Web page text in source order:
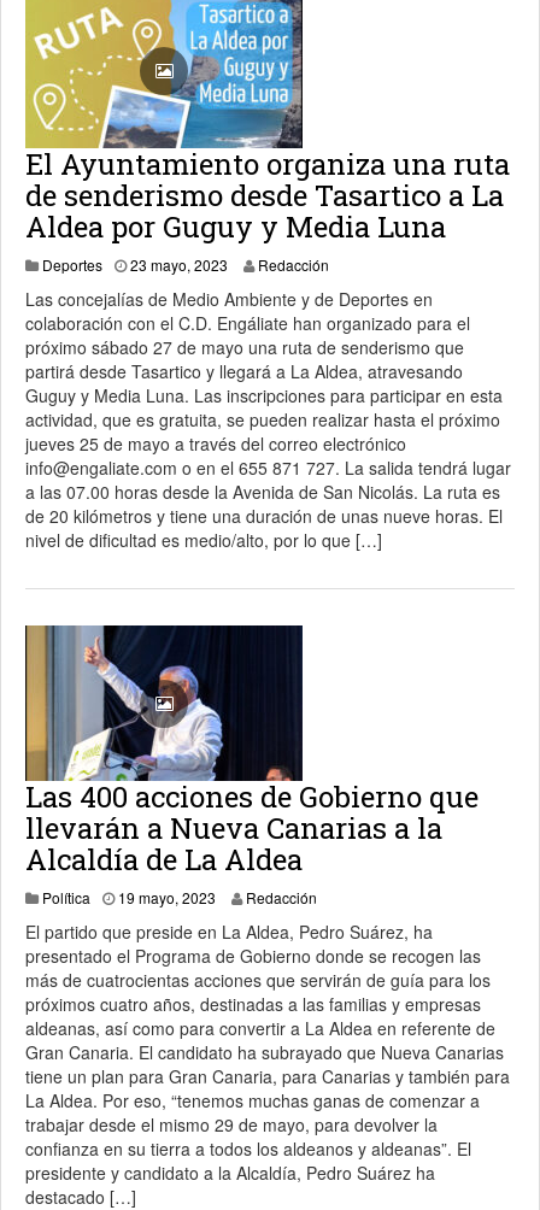
El Ayuntamiento organiza una ruta
de senderismo desde Tasartico a La
Aldea por Guguy y Media Luna
Deportes 23 mayo, 2023 23 mayo, 2023
Redacción
Las concejalías de Medio Ambiente y de Deportes en
colaboración con el C.D. Engáliate han organizado para el
próximo sábado 27 de mayo una ruta de senderismo que
partirá desde Tasartico y llegará a La Aldea, atravesando
Guguy y Media Luna. Las inscripciones para participar en esta
actividad, que es gratuita, se pueden realizar hasta el próximo
jueves 25 de mayo a través del correo electrónico
info@engaliate.com o en el 655 871 727. La salida tendrá lugar
a las 07.00 horas desde la Avenida de San Nicolás. La ruta es
de 20 kilómetros y tiene una duración de unas nueve horas. El
nivel de dificultad es medio/alto, por lo que […]
Las 400 acciones de Gobierno que
llevarán a Nueva Canarias a la
Alcaldía de La Aldea
Política 19 mayo, 2023 23 mayo, 2023
Redacción
El partido que preside en La Aldea, Pedro Suárez, ha
presentado el Programa de Gobierno donde se recogen las
más de cuatrocientas acciones que servirán de guía para los
próximos cuatro años, destinadas a las familias y empresas
aldeanas, así como para convertir a La Aldea en referente de
Gran Canaria. El candidato ha subrayado que Nueva Canarias
tiene un plan para Gran Canaria, para Canarias y también para
La Aldea. Por eso, “tenemos muchas ganas de comenzar a
trabajar desde el mismo 29 de mayo, para devolver la
confianza en su tierra a todos los aldeanos y aldeanas”. El
presidente y candidato a la Alcaldía, Pedro Suárez ha
destacado […]